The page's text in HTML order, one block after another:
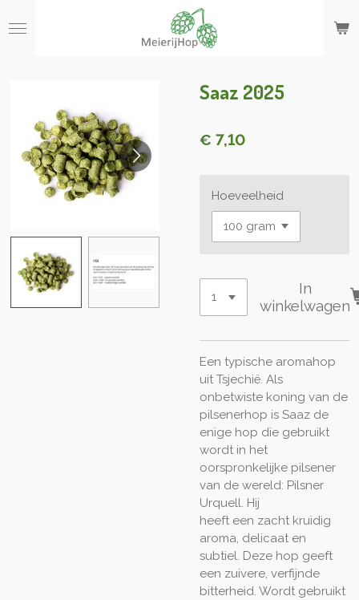
direct
Saaz 2025
€ 7,10
Hoeveelheid
In
winkelwagen
Een typische aromahop
uit Tsjechië. Als
onbetwiste koning van de
pilsenerhop is Saaz de
enige hop die gebruikt
wordt in het
oorspronkelijke pilsener
van de wereld: Pilsner
Urquell. Hij
heeft een zacht kruidig
aroma, delicaat en
subtiel. Deze hop geeft
een zuivere, verfijnde
bitterheid. Wordt gebruikt